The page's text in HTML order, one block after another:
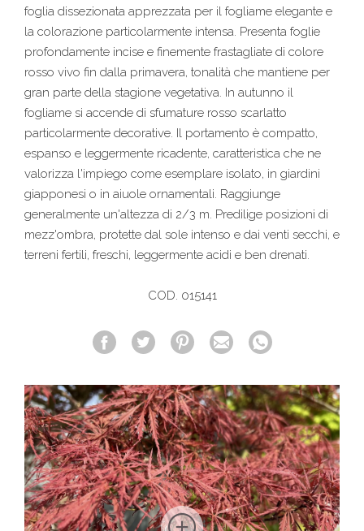
foglia dissezionata apprezzata per il fogliame elegante e
la colorazione particolarmente intensa. Presenta foglie
profondamente incise e finemente frastagliate di colore
rosso vivo fin dalla primavera, tonalità che mantiene per
gran parte della stagione vegetativa. In autunno il
fogliame si accende di sfumature rosso scarlatto
particolarmente decorative. Il portamento è compatto,
espanso e leggermente ricadente, caratteristica che ne
valorizza l'impiego come esemplare isolato, in giardini
giapponesi o in aiuole ornamentali. Raggiunge
generalmente un'altezza di 2/3 m. Predilige posizioni di
mezz'ombra, protette dal sole intenso e dai venti secchi, e
terreni fertili, freschi, leggermente acidi e ben drenati.
COD. 015141